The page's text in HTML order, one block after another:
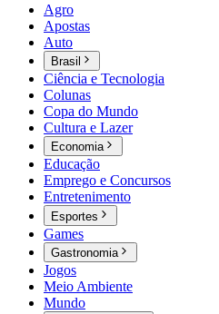
Agro
Apostas
Auto
Brasil
Ciência e Tecnologia
Colunas
Copa do Mundo
Cultura e Lazer
Economia
Educação
Emprego e Concursos
Entretenimento
Esportes
Games
Gastronomia
Jogos
Meio Ambiente
Mundo